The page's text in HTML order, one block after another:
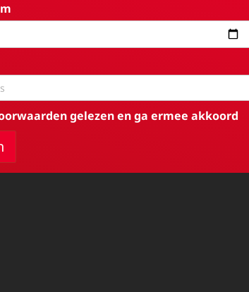
gelezen en ga ermee akkoord